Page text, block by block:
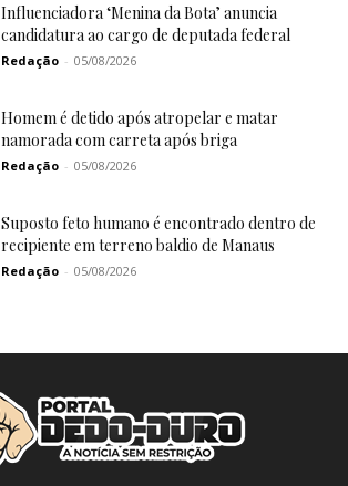
Influenciadora ‘Menina da Bota’ anuncia
candidatura ao cargo de deputada federal
Redação - 05/08/2026
Homem é detido após atropelar e matar
namorada com carreta após briga
Redação - 05/08/2026
Suposto feto humano é encontrado dentro de
recipiente em terreno baldio de Manaus
Redação - 05/08/2026